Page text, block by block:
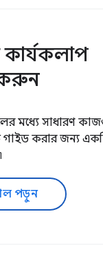
কার্যকলাপ
করুন
মধ্যে সাধারণ
করার জন্য
পড়ুন